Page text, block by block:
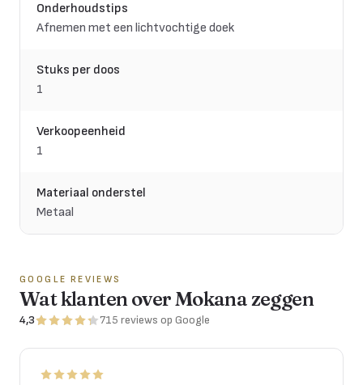
Onderhoudstips
Afnemen met een lichtvochtige doek
Stuks per doos
1
Verkoopeenheid
1
Materiaal onderstel
Metaal
GOOGLE REVIEWS
Wat klanten over Mokana zeggen
4,3 715 reviews op Google